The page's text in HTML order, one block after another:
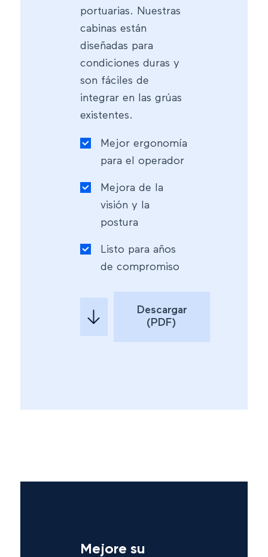
portuarias. Nuestras
cabinas están
diseñadas para
condiciones duras y
son fáciles de
integrar en las grúas
existentes.
Mejor ergonomía
para el operador
Mejora de la
visión y la
postura
Listo para años
de compromiso
Descargar
(PDF)
Mejore su